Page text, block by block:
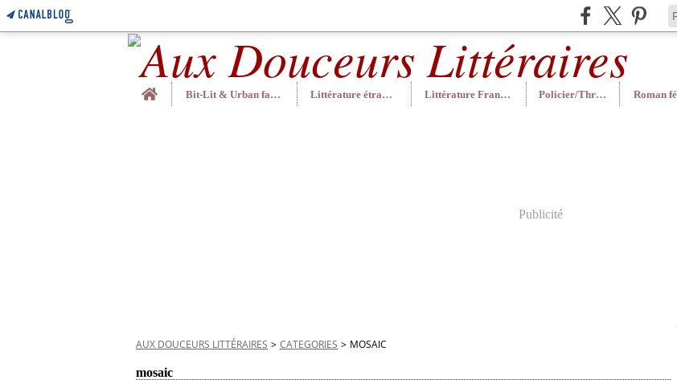
Home
Bit-Lit & Urban fantasy Littérature étrangère Littérature Française Policier/Thriller
Publicité
AUX DOUCEURS LITTÉRAIRES > CATEGORIES > MOSAIC
mosaic